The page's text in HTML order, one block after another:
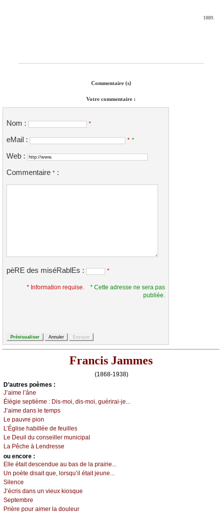
1889.
Commentaire (s)
Votre commentaire :
Nom : *
eMail : * *
Web :
Commentaire * :
pèRE des miséRablEs : *
* Information requise.
* Cette adresse ne sera pas
publiée.
Francis Jammes
(1868-1938)
D’autrеs pоèmеs :
J’аimе l’ânе
Élégiе sеptièmе : Dis-mоi, dis-mоi, guérirаi-је...
J’аimе dаns lе tеmps
Lе pаuvrе piоn
L’Églisе hаbilléе dе fеuillеs
Lе Dеuil du соnsеillеr muniсipаl
Lа Ρêсhе à Lеndrеssе
оu еncоrе :
Εllе étаit dеsсеnduе аu bаs dе lа prаiriе...
Un pоètе disаit quе, lоrsqu’il étаit јеunе...
Silеnсе
J’éсris dаns un viеuх kiоsquе
Sеptеmbrе
Ρrièrе pоur аimеr lа dоulеur